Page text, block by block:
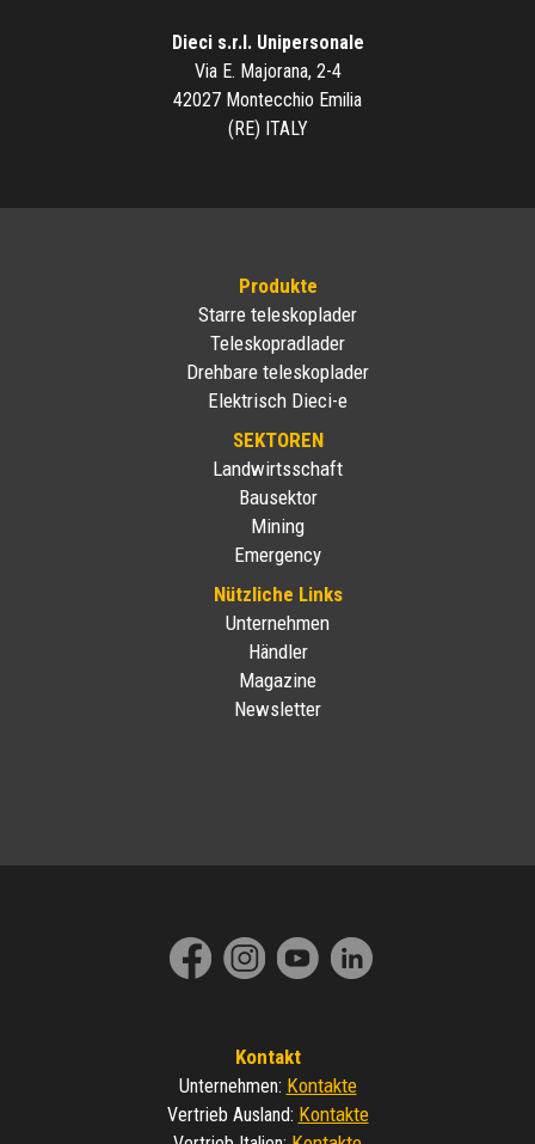
Dieci s.r.l. Unipersonale
Via E. Majorana, 2-4
42027 Montecchio Emilia
(RE) ITALY
Produkte
Starre teleskoplader
Teleskopradlader
Drehbare teleskoplader
Elektrisch Dieci-e
SEKTOREN
Landwirtsschaft
Bausektor
Mining
Emergency
Nützliche Links
Unternehmen
Händler
Magazine
Newsletter
Kontakt
Unternehmen: Kontakte
Vertrieb Ausland: Kontakte